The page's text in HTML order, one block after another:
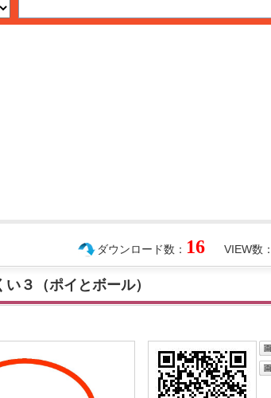
VIEW数：
ダウンロード数： 16
３（ポイとボール）